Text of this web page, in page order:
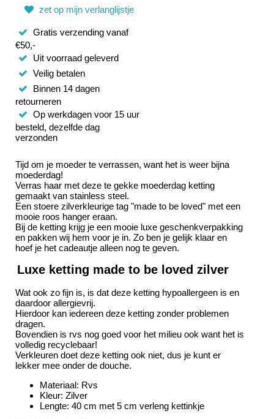
zet op mijn verlanglijstje
Gratis verzending vanaf
€50,-
Uit voorraad geleverd
Veilig betalen
Binnen 14 dagen
retourneren
Op werkdagen voor 15 uur
besteld, dezelfde dag
verzonden
Tijd om je moeder te verrassen, want het is weer bijna
moederdag!
Verras haar met deze te gekke moederdag ketting
gemaakt van stainless steel.
Een stoere zilverkleurige tag "made to be loved" met een
mooie roos hanger eraan.
Bij de ketting krijg je een mooie luxe geschenkverpakking
en pakken wij hem voor je in. Zo ben je gelijk klaar en
hoef je het cadeautje alleen nog te geven.
Luxe ketting made to be loved zilver
Wat ook zo fijn is, is dat deze ketting hypoallergeen is en
daardoor allergievrij.
Hierdoor kan iedereen deze ketting zonder problemen
dragen.
Bovendien is rvs nog goed voor het milieu ook want het is
volledig recyclebaar!
Verkleuren doet deze ketting ook niet, dus je kunt er
lekker mee onder de douche.
Materiaal: Rvs
Kleur: Zilver
Lengte: 40 cm met 5 cm verleng kettinkje